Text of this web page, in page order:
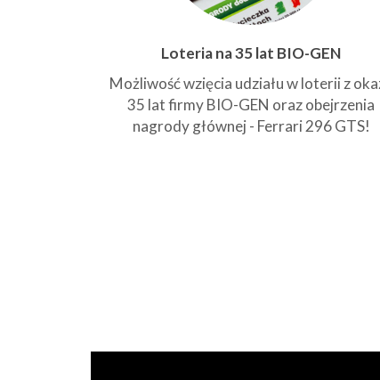
Loteria na 35 lat BIO-GEN
Możliwość wzięcia udziału w loterii z
35 lat firmy BIO-GEN oraz obejrzenia
nagrody głównej - Ferrari 296 GTS!